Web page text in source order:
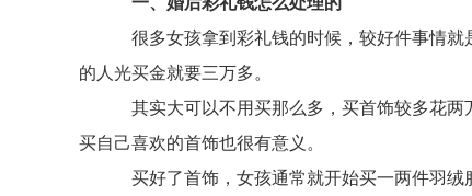
很多女孩拿到彩礼钱的时候，较好件事情就
的人光买金就要三万多。
其实大可以不用买那么多，买首饰较多花两
买自己喜欢的首饰也很有意义。
买好了首饰，女孩通常就开始买一两件羽绒